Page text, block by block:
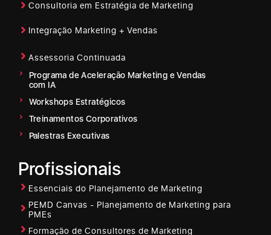
Consultoria em Estratégia de Marketing
Integração Marketing + Vendas
Assessoria Continuada
Programa de Aceleração Marketing e Vendas
com IA
Workshops Estratégicos
Treinamentos Corporativos
Palestras Executivas
Profissionais
Essenciais do Planejamento de Marketing
PEMD Canvas - Planejamento de Marketing para
PMEs
Formação de Consultores de Marketing